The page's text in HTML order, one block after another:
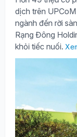
dịch trên
ngành đến rời
Rạng Đông
khỏi tiếc nuối.